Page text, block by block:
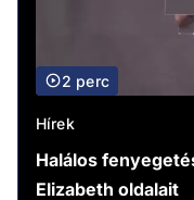
2 perc
Hírek
Halálos
Elizabeth oldalait